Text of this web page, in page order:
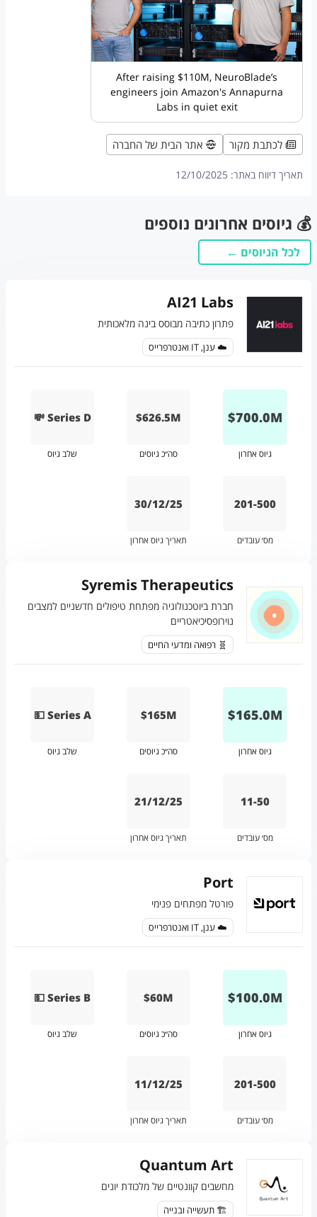
After raising $110M, NeuroBlade’s
engineers join Amazon's Annapurna
Labs in quiet exit
לכתבת מקור אתר הבית של החברה
תאריך דיווח באתר: 12/10/2025
💰 גיוסים אחרונים נוספים
לכל הגיוסים ←
AI21 Labs
פתרון כתיבה מבוסס בינה מלאכותית
☁️ ענן, IT ואנטרפרייס
M
700.0
$
גיוס אחרון
$626.5M
סה״כ גיוסים
💸 Series D
שלב גיוס
201-500
מס׳ עובדים
30/12/25
תאריך גיוס אחרון
Syremis Therapeutics
חברת ביוטכנולוגיה מפתחת טיפולים חדשניים למצבים
נוירופסיכיאטריים
🧬 רפואה ומדעי החיים
M
165.0
$
גיוס אחרון
$165M
סה״כ גיוסים
💵 Series A
שלב גיוס
11-50
מס׳ עובדים
21/12/25
תאריך גיוס אחרון
Port
פורטל מפתחים פנימי
☁️ ענן, IT ואנטרפרייס
M
100.0
$
גיוס אחרון
$60M
סה״כ גיוסים
💵 Series B
שלב גיוס
201-500
מס׳ עובדים
11/12/25
תאריך גיוס אחרון
Quantum Art
מחשבים קוונטיים של מלכודת יונים
🏗️ תעשייה ובנייה